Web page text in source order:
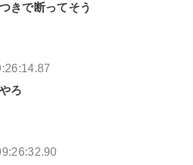
きで断ってそう
ろ